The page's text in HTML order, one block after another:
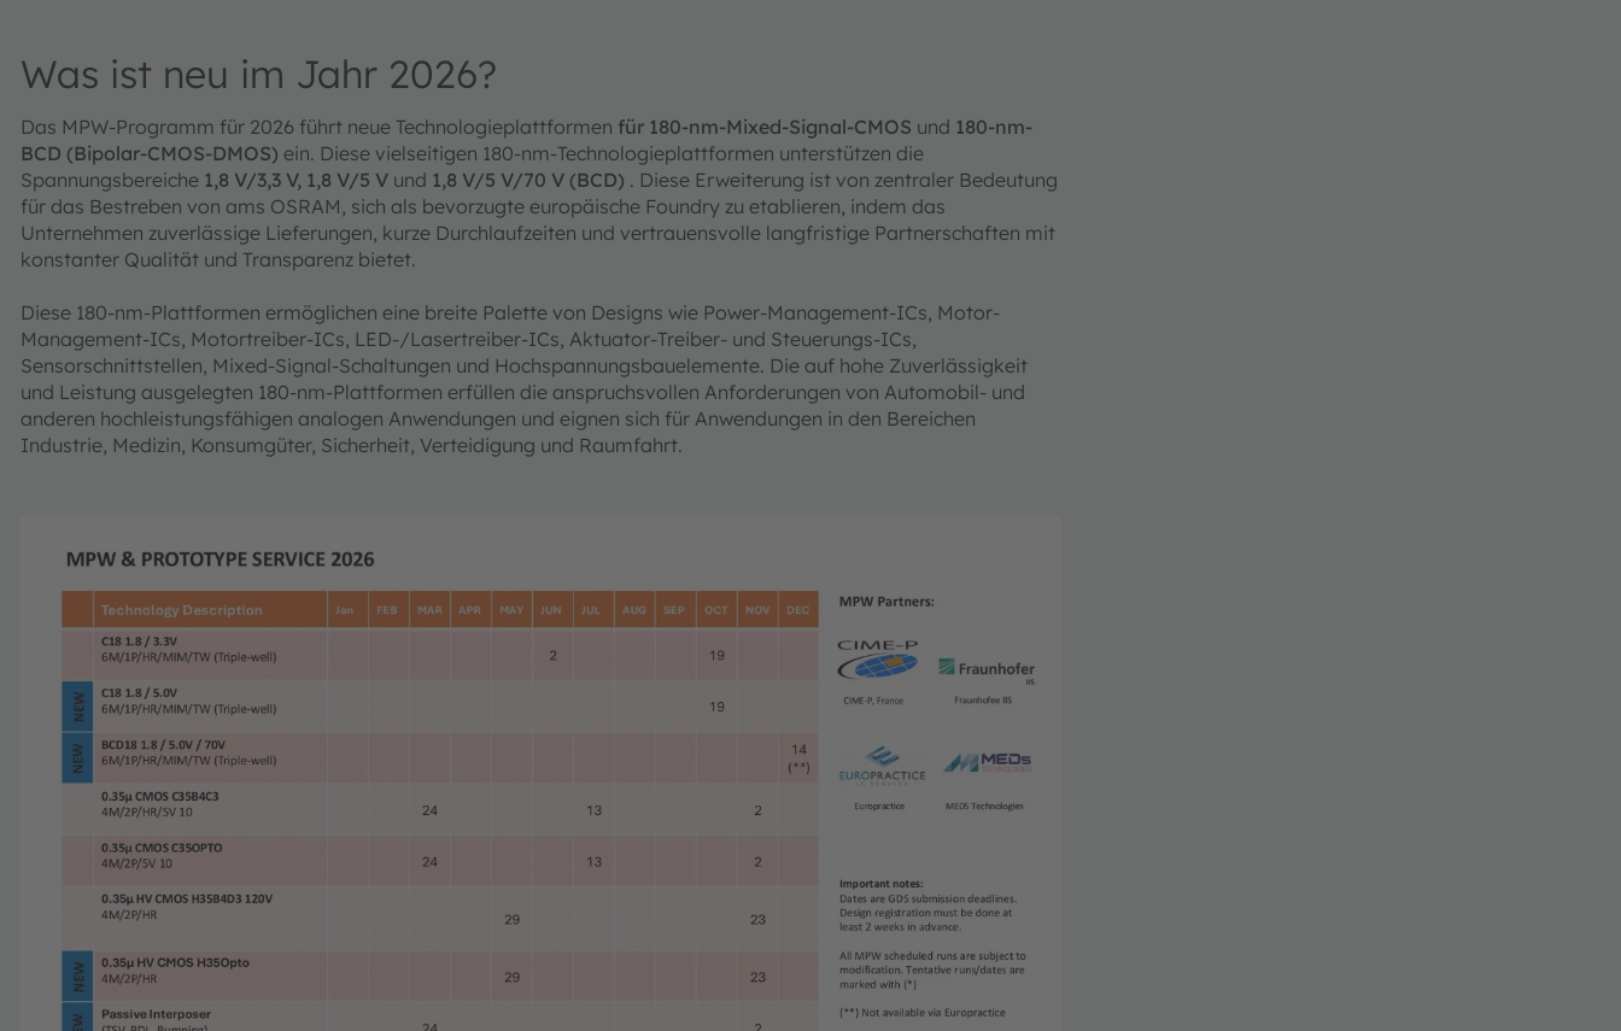
Was ist neu im Jahr 2026?
Das MPW-Programm für 2026 führt neue Technologieplattformen für 180-nm-Mixed-Signal-CMOS und 180-nm-
BCD (Bipolar-CMOS-DMOS) ein. Diese vielseitigen 180-nm-Technologieplattformen unterstützen die
Spannungsbereiche 1,8 V/3,3 V, 1,8 V/5 V und 1,8 V/5 V/70 V (BCD) . Diese Erweiterung ist von zentraler Bedeutung
für das Bestreben von ams OSRAM, sich als bevorzugte europäische Foundry zu etablieren, indem das
Unternehmen zuverlässige Lieferungen, kurze Durchlaufzeiten und vertrauensvolle langfristige Partnerschaften mit
konstanter Qualität und Transparenz bietet.
Diese 180-nm-Plattformen ermöglichen eine breite Palette von Designs wie Power-Management-ICs, Motor-
Management-ICs, Motortreiber-ICs, LED-/Lasertreiber-ICs, Aktuator-Treiber- und Steuerungs-ICs,
Sensorschnittstellen, Mixed-Signal-Schaltungen und Hochspannungsbauelemente. Die auf hohe Zuverlässigkeit
und Leistung ausgelegten 180-nm-Plattformen erfüllen die anspruchsvollen Anforderungen von Automobil- und
anderen hochleistungsfähigen analogen Anwendungen und eignen sich für Anwendungen in den Bereichen
Industrie, Medizin, Konsumgüter, Sicherheit, Verteidigung und Raumfahrt.